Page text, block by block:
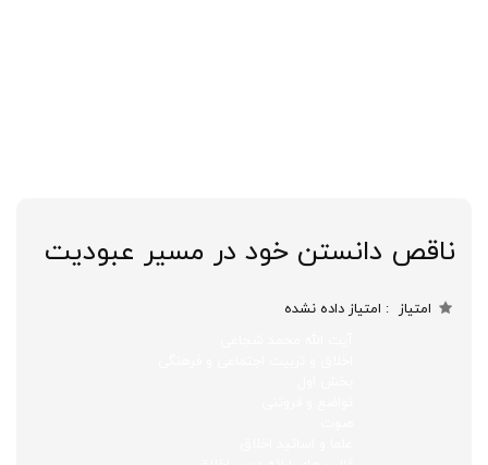
ناقص دانستن خود در مسیر عبودیت
امتیاز امتیاز داده نشده